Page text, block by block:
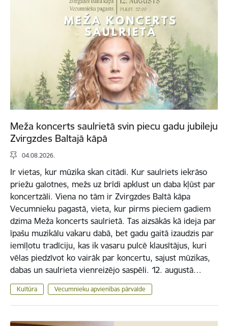
Meža koncerts saulrietā svin piecu gadu jubileju
Zvirgzdes Baltajā kāpā
04.08.2026.
Ir vietas, kur mūzika skan citādi. Kur saulriets iekrāso
priežu galotnes, mežs uz brīdi apklust un daba kļūst par
koncertzāli. Viena no tām ir Zvirgzdes Baltā kāpa
Vecumnieku pagastā, vieta, kur pirms pieciem gadiem
dzima Meža koncerts saulrietā. Tas aizsākās kā ideja par
īpašu muzikālu vakaru dabā, bet gadu gaitā izaudzis par
iemīļotu tradīciju, kas ik vasaru pulcē klausītājus, kuri
vēlas piedzīvot ko vairāk par koncertu, sajust mūzikas,
dabas un saulrieta vienreizējo saspēli. 12. augustā…
Kultūra Vecumnieku apvienības pārvalde